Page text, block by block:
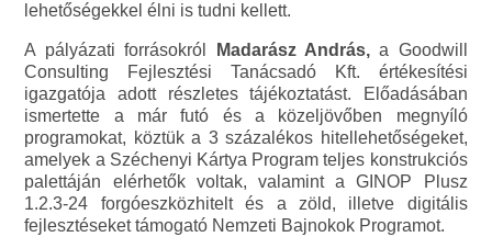
lehetőségekkel élni is tudni kellett.
A pályázati forrásokról Madarász András,a Goodwill
Consulting Fejlesztési Tanácsadó Kft. értékesítési
igazgatója adott részletes tájékoztatást. Előadásában
ismertette a már futó és a közeljövőben megnyíló
programokat, köztük a 3 százalékos hitellehetőségeket,
amelyek a Széchenyi Kártya Program teljes konstrukciós
palettáján elérhetők voltak, valamint a GINOP Plusz
1.2.3-24 forgóeszközhitelt és a zöld, illetve digitális
fejlesztéseket támogató Nemzeti Bajnokok Programot.